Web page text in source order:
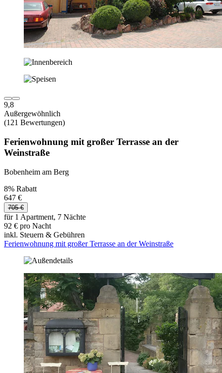
9,8
Außergewöhnlich
(121 Bewertungen)
Ferienwohnung mit großer Terrasse an der
Weinstraße
Bobenheim am Berg
8% Rabatt
647 €
705 €
für 1 Apartment, 7 Nächte
92 € pro Nacht
inkl. Steuern & Gebühren
Ferienwohnung mit großer Terrasse an der Weinstraße